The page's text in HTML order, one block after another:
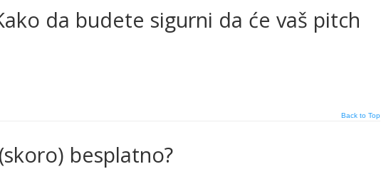
da budete sigurni da će vaš pitch
Back to Top
besplatno?